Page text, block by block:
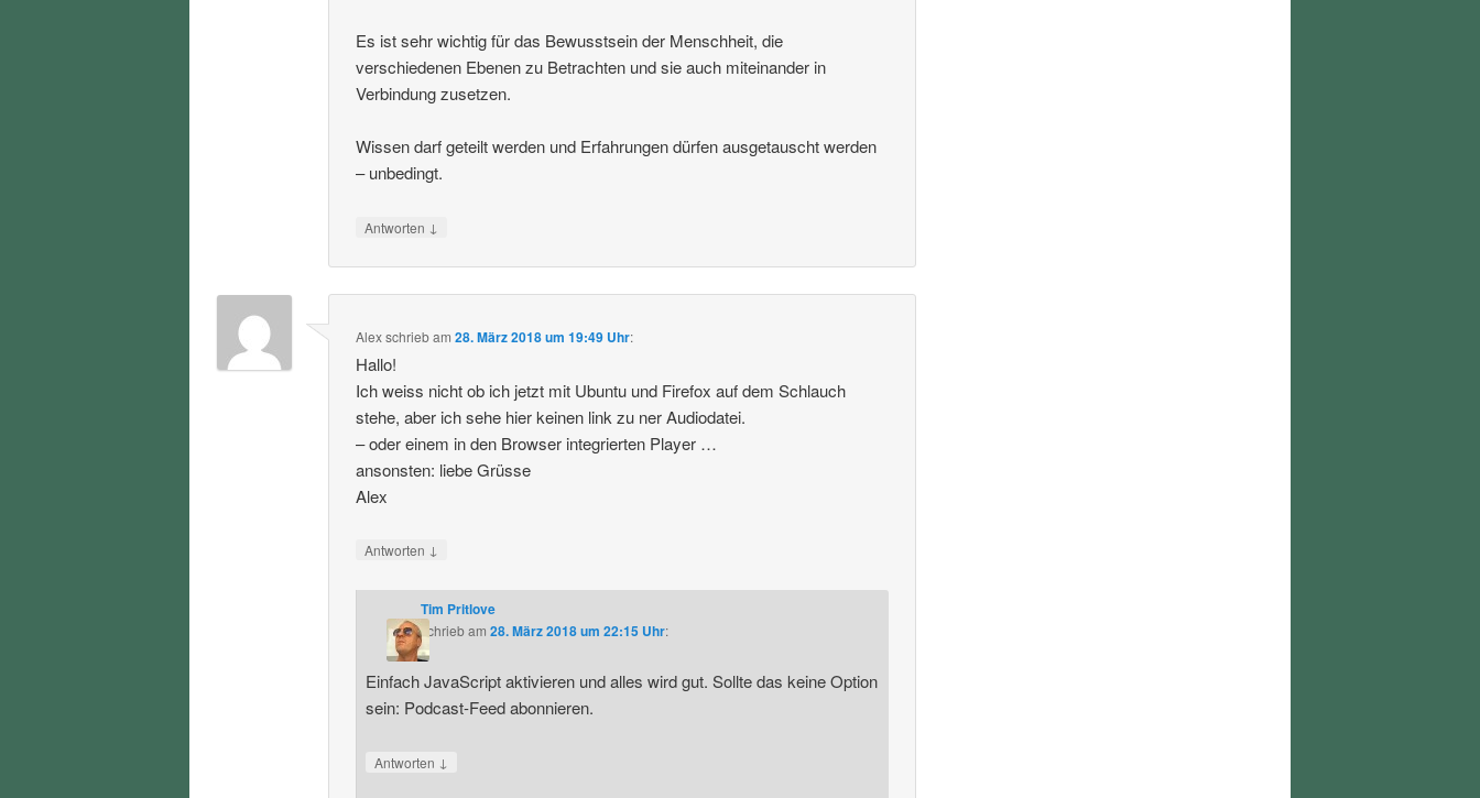
Es ist sehr wichtig für das Bewusstsein der Menschheit, die
verschiedenen Ebenen zu Betrachten und sie auch miteinander in
Verbindung zusetzen.
Wissen darf geteilt werden und Erfahrungen dürfen ausgetauscht werden
– unbedingt.
Antworten ↓
Alexschriebam28. März 2018 um 19:49 Uhr:
Hallo!
Ich weiss nicht ob ich jetzt mit Ubuntu und Firefox auf dem Schlauch
stehe, aber ich sehe hier keinen link zu ner Audiodatei.
– oder einem in den Browser integrierten Player …
ansonsten: liebe Grüsse
Alex
Antworten ↓
Tim Pritlove
schriebam 28. März 2018 um 22:15 Uhr:
Einfach JavaScript aktivieren und alles wird gut. Sollte das keine Option
sein: Podcast-Feed abonnieren.
Antworten ↓